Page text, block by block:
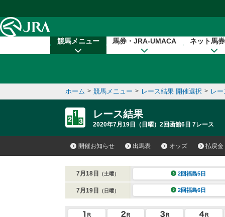
競馬メニュー 馬券・JRA-UMACA ネット馬
ホーム > 競馬メニュー > レース結果 開催選択 > レ
レース結果
2020年7月19日（日曜）2回函館6日 7レース
開催お知らせ 出馬表 オッズ 払戻金
7月18日 （土曜） 2回福島5日
7月19日 （日曜） 2回福島6日